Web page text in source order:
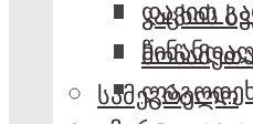
კაცხის
სამეგრელო
დავით